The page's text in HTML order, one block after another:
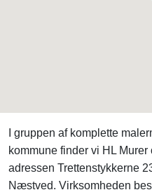
I gruppen af komplette
kommune finder vi HL
adressen Trettenstykkerne
Næstved. Virksomheden